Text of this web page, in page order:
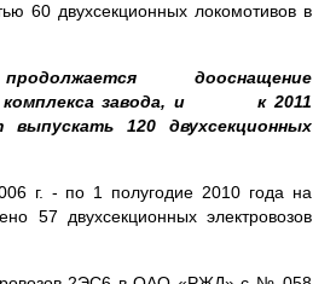
60 двухсекционных локомотивов в
дооснащение
комплекса завода, и к 2011
120 двухсекционных
г. - по 1 полугодие 2010 года на
57 двухсекционных электровозов